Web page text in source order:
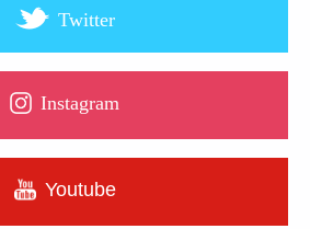
Twitter
Instagram
Youtube